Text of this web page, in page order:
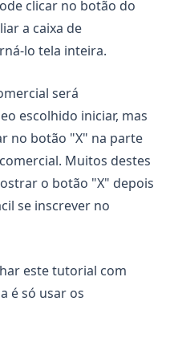
clicar no botão do
a caixa de
lo tela inteira.
será
escolhido iniciar, mas
no botão "X" na parte
Muitos destes
o botão "X" depois
se inscrever no
este tutorial com
é só usar os